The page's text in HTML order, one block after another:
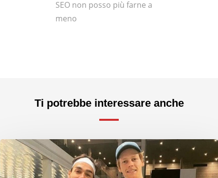
SEO non posso più farne a
meno
Ti potrebbe interessare anche